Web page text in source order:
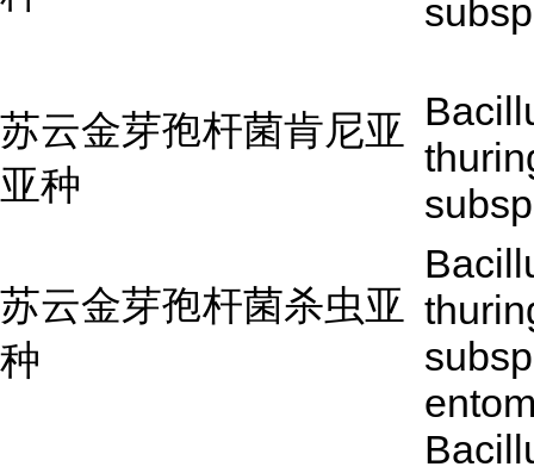
苏云金芽孢杆菌肯尼亚
亚种
苏云金芽孢杆菌杀虫亚
种